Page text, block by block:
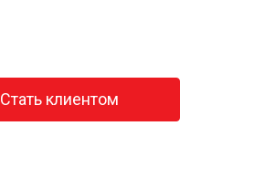
Стать клиентом